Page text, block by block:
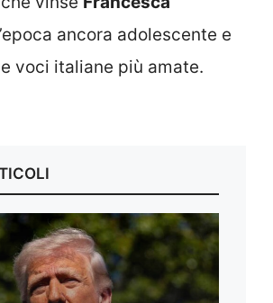
ancora adolescente e
voci italiane più amate.